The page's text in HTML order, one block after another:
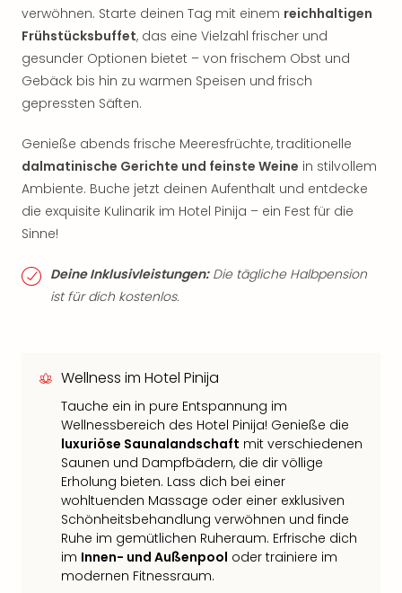
verwöhnen. Starte deinen Tag mit einem reichhaltigen
Frühstücksbuffet, das eine Vielzahl frischer und
gesunder Optionen bietet – von frischem Obst und
Gebäck bis hin zu warmen Speisen und frisch
gepressten Säften.
Genieße abends frische Meeresfrüchte, traditionelle
dalmatinische Gerichte und feinste Weine in stilvollem
Ambiente. Buche jetzt deinen Aufenthalt und entdecke
die exquisite Kulinarik im Hotel Pinija – ein Fest für die
Sinne!
Deine Inklusivleistungen:Die tägliche Halbpension
ist für dich kostenlos.
Wellness im Hotel Pinija
Tauche ein in pure Entspannung im
Wellnessbereich des Hotel Pinija! Genieße die
luxuriöse Saunalandschaft mit verschiedenen
Saunen und Dampfbädern, die dir völlige
Erholung bieten. Lass dich bei einer
wohltuenden Massage oder einer exklusiven
Schönheitsbehandlung verwöhnen und finde
Ruhe im gemütlichen Ruheraum. Erfrische dich
im Innen- und Außenpool oder trainiere im
modernen Fitnessraum.